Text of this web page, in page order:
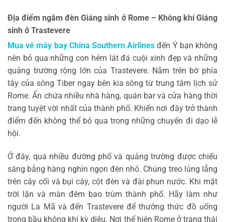
Địa điểm ngắm đèn Giáng sinh ở Rome – Không khí Giáng
sinh ở Trastevere
Mua vé máy bay China Southern Airlines đến Ý bạn không
nên bỏ qua những con hẻm lát đá cuội xinh đẹp và những
quảng trường rộng lớn của Trastevere. Nằm trên bờ phía
tây của sông Tiber ngay bên kia sông từ trung tâm lịch sử
Rome. Ẩn chứa nhiều nhà hàng, quán bar và cửa hàng thời
trang tuyệt vời nhất của thành phố. Khiến nơi đây trở thành
điểm đến không thể bỏ qua trong những chuyến đi dạo lễ
hội.
Ở đây, quá nhiều đường phố và quảng trường được chiếu
sáng bằng hàng nghìn ngọn đèn nhỏ. Chúng treo lủng lẳng
trên cây cối và bụi cây, cột đèn và đài phun nước. Khi mặt
trời lặn và màn đêm bao trùm thành phố. Hãy làm như
người La Mã và đến Trastevere để thưởng thức đồ uống
trong bầu không khí kỳ diệu. Nơi thể hiện Rome ở trạng thái